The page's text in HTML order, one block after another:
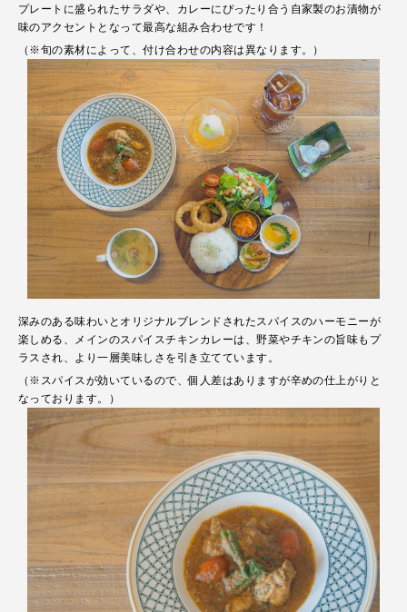
プレートに盛られたサラダや、カレーにぴったり合う自家製のお漬物が
味のアクセントとなって最高な組み合わせです！
（※旬の素材によって、付け合わせの内容は異なります。）
深みのある味わいとオリジナルブレンドされたスパイスのハーモニーが
楽しめる、メインのスパイスチキンカレーは、野菜やチキンの旨味もプ
ラスされ、より一層美味しさを引き立てています。
（※スパイスが効いているので、個人差はありますが辛めの仕上がりと
なっております。）